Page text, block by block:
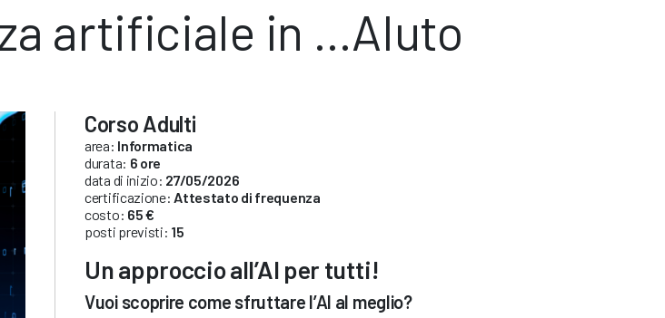
artificiale in …AIuto
Corso Adulti
area: Informatica
durata: 6 ore
data di inizio: 27/05/2026
certificazione: Attestato di frequenza
costo: 65 €
posti previsti: 15
Un approccio all’AI per tutti!
Vuoi scoprire come sfruttare l’AI al meglio?